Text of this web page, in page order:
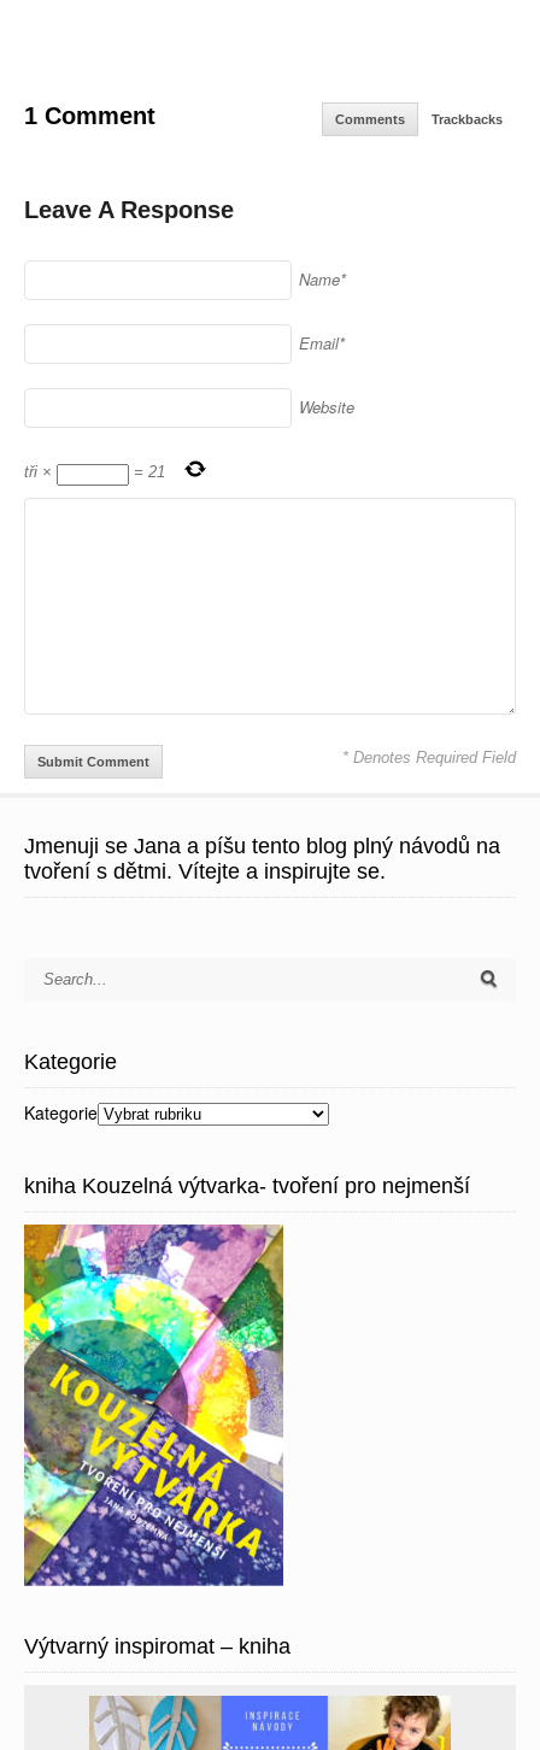
1 Comment Comments Trackbacks
Leave A Response
Name*
Email*
Website
tři × = 21
* Denotes Required Field
Jmenuji se Jana a píšu tento blog plný návodů na
tvoření s dětmi. Vítejte a inspirujte se.
Kategorie
Kategorie
kniha Kouzelná výtvarka- tvoření pro nejmenší
Výtvarný inspiromat – kniha